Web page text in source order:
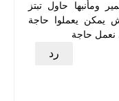
ومأنبها حاول تبتز
يمكن يعملوا حاجة
نعمل حاجة
رد